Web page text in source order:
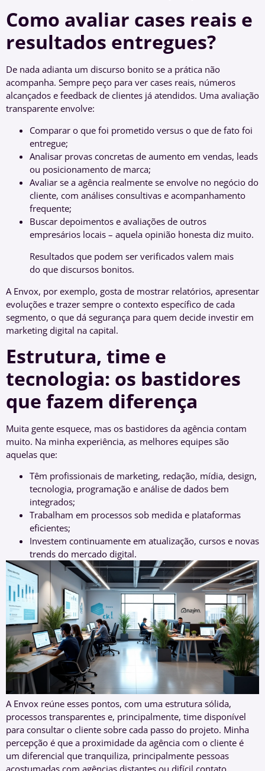
Como avaliar cases reais e
resultados entregues?
De nada adianta um discurso bonito se a prática não
acompanha. Sempre peço para ver cases reais, números
alcançados e feedback de clientes já atendidos. Uma avaliação
transparente envolve:
Comparar o que foi prometido versus o que de fato foi
entregue;
Analisar provas concretas de aumento em vendas, leads
ou posicionamento de marca;
Avaliar se a agência realmente se envolve no negócio do
cliente, com análises consultivas e acompanhamento
frequente;
Buscar depoimentos e avaliações de outros
empresários locais – aquela opinião honesta diz muito.
Resultados que podem ser verificados valem mais
do que discursos bonitos.
A Envox, por exemplo, gosta de mostrar relatórios, apresentar
evoluções e trazer sempre o contexto específico de cada
segmento, o que dá segurança para quem decide investir em
marketing digital na capital.
Estrutura, time e
tecnologia: os bastidores
que fazem diferença
Muita gente esquece, mas os bastidores da agência contam
muito. Na minha experiência, as melhores equipes são
aquelas que:
Têm profissionais de marketing, redação, mídia, design,
tecnologia, programação e análise de dados bem
integrados;
Trabalham em processos sob medida e plataformas
eficientes;
Investem continuamente em atualização, cursos e novas
trends do mercado digital.
A Envox reúne esses pontos, com uma estrutura sólida,
processos transparentes e, principalmente, time disponível
para consultar o cliente sobre cada passo do projeto. Minha
percepção é que a proximidade da agência com o cliente é
um diferencial que tranquiliza, principalmente pessoas
acostumadas com agências distantes ou difícil contato.